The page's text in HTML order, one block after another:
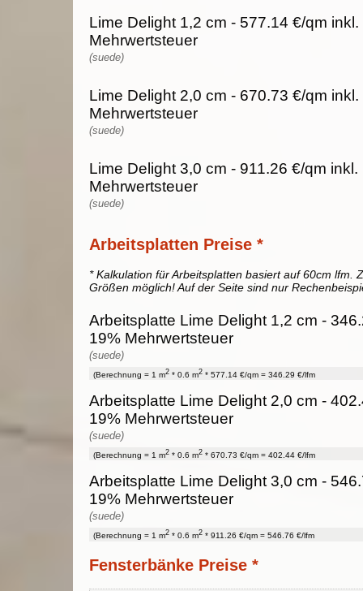
Lime Delight 1,2 cm - 577.14 €/qm inkl.
Mehrwertsteuer
(suede)
Lime Delight 2,0 cm - 670.73 €/qm inkl.
Mehrwertsteuer
(suede)
Lime Delight 3,0 cm - 911.26 €/qm inkl.
Mehrwertsteuer
(suede)
Arbeitsplatten Preise *
* Kalkulation für Arbeitsplatten basiert auf 60cm lfm.
Größen möglich! Auf der Seite sind nur
Arbeitsplatte Lime Delight 1,2 cm -
19% Mehrwertsteuer
(suede)
(Berechnung = 1 m2 * 0.6 m2 * 577.14 €/qm = 346.29 €/lfm
Arbeitsplatte Lime Delight 2,0 cm -
19% Mehrwertsteuer
(suede)
(Berechnung = 1 m2 * 0.6 m2 * 670.73 €/qm = 402.44 €/lfm
Arbeitsplatte Lime Delight 3,0 cm -
19% Mehrwertsteuer
(suede)
(Berechnung = 1 m2 * 0.6 m2 * 911.26 €/qm = 546.76 €/lfm
Fensterbänke Preise *